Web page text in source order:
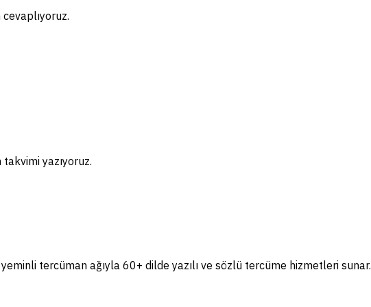
yazıyoruz.
tercüman ağıyla 60+ dilde yazılı ve sözlü tercüme hizmetleri sunar.